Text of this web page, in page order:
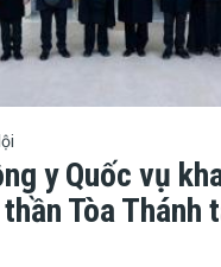
y Quốc vụ
Tòa Thánh